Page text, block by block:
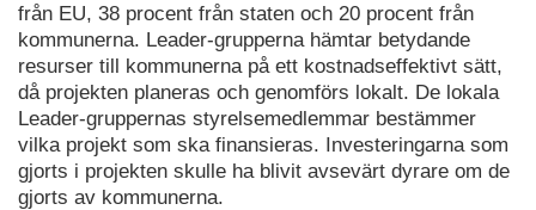
från EU, 38 procent från staten och 20 procent från
kommunerna. Leader-grupperna hämtar betydande
resurser till kommunerna på ett kostnadseffektivt sätt,
då projekten planeras och genomförs lokalt. De lokala
Leader-gruppernas styrelsemedlemmar bestämmer
vilka projekt som ska finansieras. Investeringarna som
gjorts i projekten skulle ha blivit avsevärt dyrare om de
gjorts av kommunerna.